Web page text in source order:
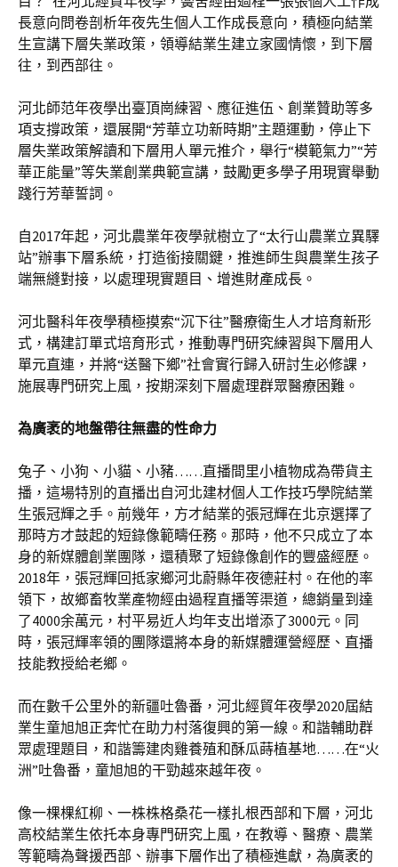
長意向問卷剖析年夜先生個人工作成長意向，積極向結業
生宣講下層失業政策，領導結業生建立家國情懷，到下層
往，到西部往。
河北師范年夜學出臺頂崗練習、應征進伍、創業贊助等多
項支撐政策，還展開“芳華立功新時期”主題運動，停止下
層失業政策解讀和下層用人單元推介，舉行“模範氣力”“芳
華正能量”等失業創業典範宣講，鼓勵更多學子用現實舉動
踐行芳華誓詞。
自2017年起，河北農業年夜學就樹立了“太行山農業立異驛
站”辦事下層系統，打造銜接關鍵，推進師生與農業生孩子
端無縫對接，以處理現實題目、增進財產成長。
河北醫科年夜學積極摸索“沉下往”醫療衛生人才培育新形
式，構建訂單式培育形式，推動專門研究練習與下層用人
單元直連，并將“送醫下鄉”社會實行歸入研討生必修課，
施展專門研究上風，按期深刻下層處理群眾醫療困難。
為廣袤的地盤帶往無盡的性命力
兔子、小狗、小貓、小豬……直播間里小植物成為帶貨主
播，這場特別的直播出自河北建材個人工作技巧學院結業
生張冠輝之手。前幾年，方才結業的張冠輝在北京選擇了
那時方才鼓起的短錄像範疇任務。那時，他不只成立了本
身的新媒體創業團隊，還積聚了短錄像創作的豐盛經歷。
2018年，張冠輝回抵家鄉河北蔚縣年夜德莊村。在他的率
領下，故鄉畜牧業產物經由過程直播等渠道，總銷量到達
了4000余萬元，村平易近人均年支出增添了3000元。同
時，張冠輝率領的團隊還將本身的新媒體運營經歷、直播
技能教授給老鄉。
而在數千公里外的新疆吐魯番，河北經貿年夜學2020屆結
業生童旭旭正奔忙在助力村落復興的第一線。和諧輔助群
眾處理題目，和諧籌建肉雞養殖和酥瓜蒔植基地……在“火
洲”吐魯番，童旭旭的干勁越來越年夜。
像一棵棵紅柳、一株株格桑花一樣扎根西部和下層，河北
高校結業生依托本身專門研究上風，在教導、醫療、農業
等範疇為聲援西部、辦事下層作出了積極進獻，為廣袤的